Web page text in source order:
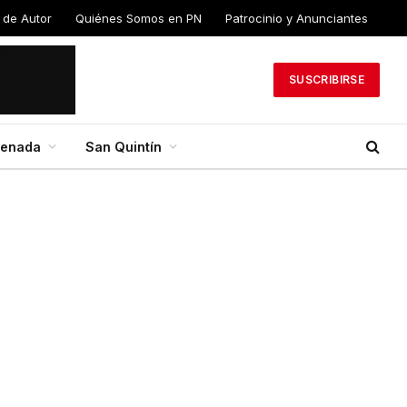
Autor Quiénes Somos en PN Patrocinio y Anunciantes
SUSCRIBIRSE
San Quintín